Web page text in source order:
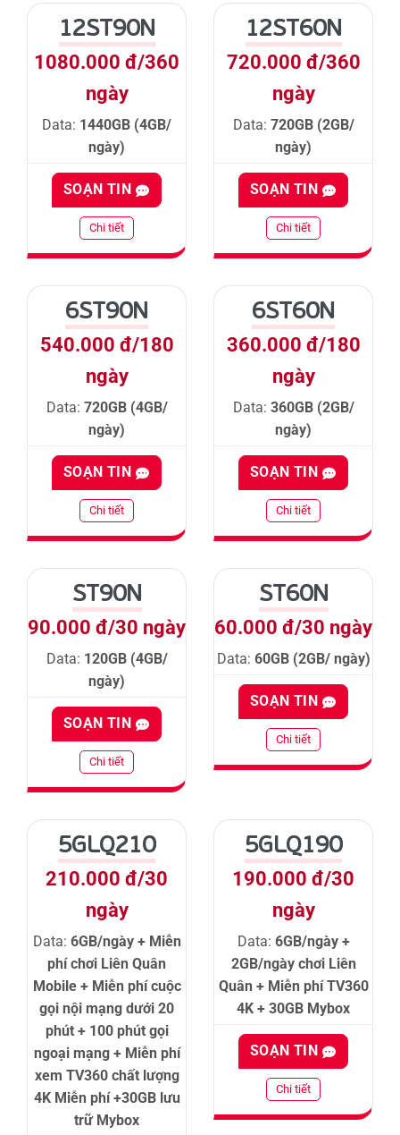
12ST90N
1080.000 đ/360
ngày
Data: 1440GB (4GB/
ngày)
SOẠN TIN
Chi tiết
12ST60N
720.000 đ/360
ngày
Data: 720GB (2GB/
ngày)
SOẠN TIN
Chi tiết
6ST90N
540.000 đ/180
ngày
Data: 720GB (4GB/
ngày)
SOẠN TIN
Chi tiết
6ST60N
360.000 đ/180
ngày
Data: 360GB (2GB/
ngày)
SOẠN TIN
Chi tiết
ST90N
90.000 đ/30 ngày
Data: 120GB (4GB/
ngày)
SOẠN TIN
Chi tiết
ST60N
60.000 đ/30 ngày
Data: 60GB (2GB/ ngày)
SOẠN TIN
Chi tiết
5GLQ210
210.000 đ/30
ngày
Data: 6GB/ngày + Miễn
phí chơi Liên Quân
Mobile + Miễn phí cuộc
gọi nội mạng dưới 20
phút + 100 phút gọi
ngoại mạng + Miễn phí
xem TV360 chất lượng
4K Miễn phí +30GB lưu
trữ Mybox
5GLQ190
190.000 đ/30
ngày
Data: 6GB/ngày +
2GB/ngày chơi Liên
Quân + Miễn phí TV360
4K + 30GB Mybox
SOẠN TIN
Chi tiết